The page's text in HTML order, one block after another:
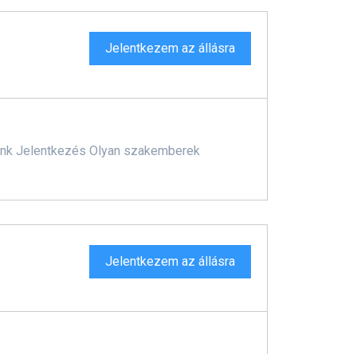
Jelentkezem az állásra
Jelentkezés Olyan szakemberek
Jelentkezem az állásra